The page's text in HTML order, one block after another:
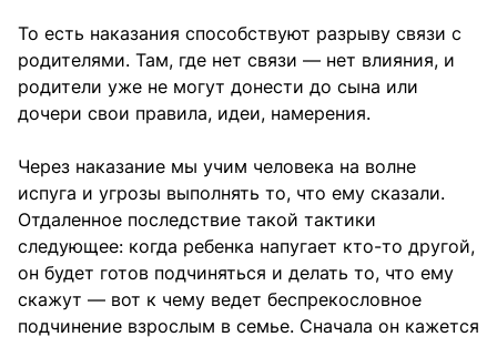
То есть наказания способствуют разрыву связи с
родителями. Там, где нет связи — нет влияния, и
родители уже не могут донести до сына или
дочери свои правила, идеи, намерения.
Через наказание мы учим человека на волне
испуга и угрозы выполнять то, что ему сказали.
Отдаленное последствие такой тактики
следующее: когда ребенка напугает кто-то другой,
он будет готов подчиняться и делать то, что ему
скажут — вот к чему ведет беспрекословное
подчинение взрослым в семье. Сначала он кажется